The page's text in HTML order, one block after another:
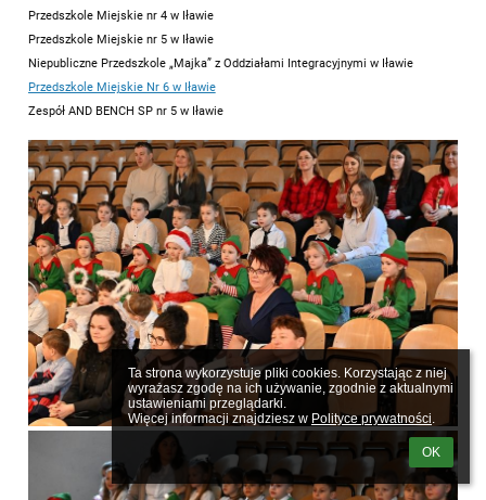
Ta strona wykorzystuje pliki cookies. Korzystając z niej
wyrażasz zgodę na ich używanie, zgodnie z aktualnymi
ustawieniami przeglądarki.
Więcej informacji znajdziesz w Polityce prywatności.
OK
Przedszkole Miejskie nr 4 w Iławie
Przedszkole Miejskie nr 5 w Iławie
Niepubliczne Przedszkole „Majka” z Oddziałami Integracyjnymi w Iławie
Przedszkole Miejskie Nr 6 w Iławie
Zespół AND BENCH SP nr 5 w Iławie